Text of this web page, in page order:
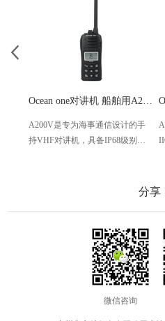
A200V是专为海事通信设计的手
持VHF对讲机，具备IP68级别的
守功能。没有信号或长时间无操分享
微信咨询